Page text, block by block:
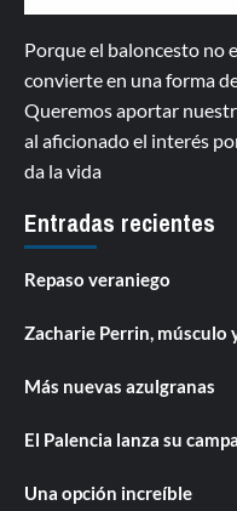
Porque el baloncesto no
convierte en una forma
Queremos aportar
al aficionado el interés
da la vida
Entradas recientes
Repaso veraniego
Zacharie Perrin, músculo
Más nuevas azulgranas
El Palencia lanza su
Una opción increíble